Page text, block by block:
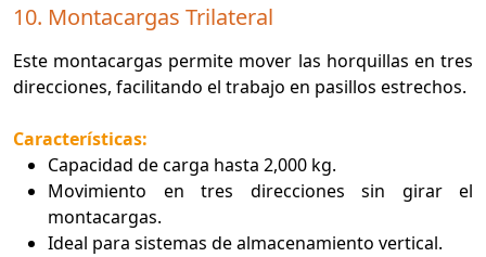
10. Montacargas Trilateral
Este montacargas permite mover las horquillas en tres
direcciones, facilitando el trabajo en pasillos estrechos.
Características:
Capacidad de carga hasta 2,000 kg.
Movimiento en tres direcciones sin girar el
montacargas.
Ideal para sistemas de almacenamiento vertical.